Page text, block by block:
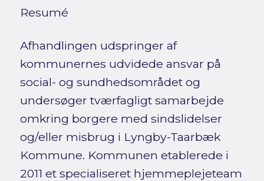
Resumé
Afhandlingen udspringer af
kommunernes udvidede ansvar på
social- og sundhedsområdet og
undersøger tværfagligt samarbejde
omkring borgere med sindslidelser
og/eller misbrug i Lyngby-Taarbæk
Kommune. Kommunen etablerede i
2011 et specialiseret hjemmeplejeteam